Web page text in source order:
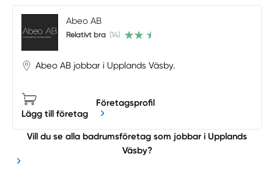
Abeo AB
Relativt bra (14)
Abeo AB jobbar i Upplands Väsby.
Lägg till företag
Företagsprofil
Vill du se alla badrumsföretag som jobbar i Upplands
Väsby?